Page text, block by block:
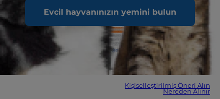
Evcil hayvanınızın yemini bulun
Kişiselleştirilmiş Öneri Alın
Nereden Alınır